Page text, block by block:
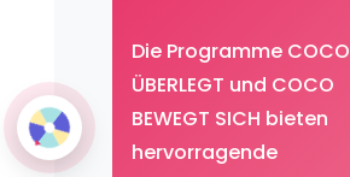
Die Programme COCO
ÜBERLEGT und COCO
BEWEGT SICH bieten
hervorragende